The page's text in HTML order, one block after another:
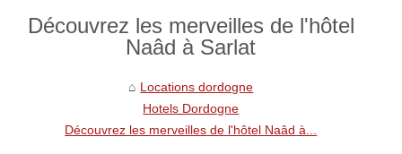
Découvrez les merveilles de l'hôtel
Naâd à Sarlat
Locations dordogne
Hotels Dordogne
Découvrez les merveilles de l'hôtel Naâd à...